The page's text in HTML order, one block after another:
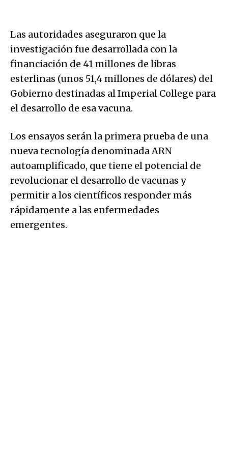
Las autoridades aseguraron que la
investigación fue desarrollada con la
financiación de 41 millones de libras
esterlinas (unos 51,4 millones de dólares) del
Gobierno destinadas al Imperial College para
el desarrollo de esa vacuna.
Los ensayos serán la primera prueba de una
nueva tecnología denominada ARN
autoamplificado, que tiene el potencial de
revolucionar el desarrollo de vacunas y
permitir a los científicos responder más
rápidamente a las enfermedades
emergentes.